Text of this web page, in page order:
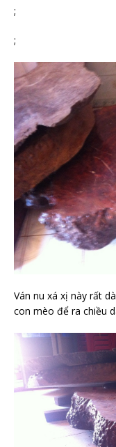
;
;
Ván nu xá xị này rất
con mèo để ra chiều